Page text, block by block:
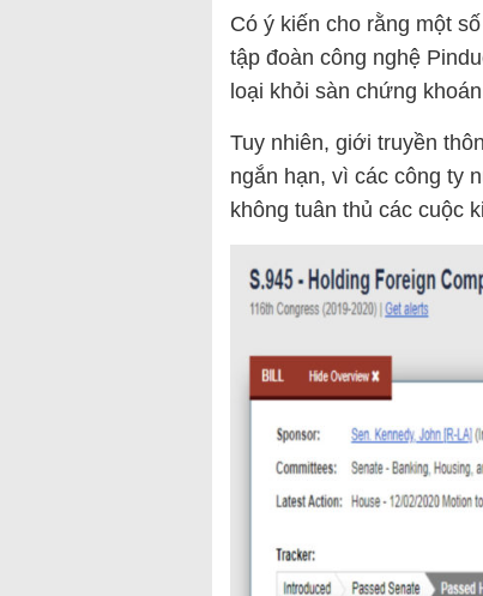
Có ý kiến cho rằng một
tập đoàn công nghệ
loại khỏi sàn chứng
Tuy nhiên, giới truyền
ngắn hạn, vì các công ty
không tuân thủ các cuộc